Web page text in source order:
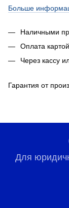
Больше
Наличными
Оплата
Через кассу
Гарантия от
Для